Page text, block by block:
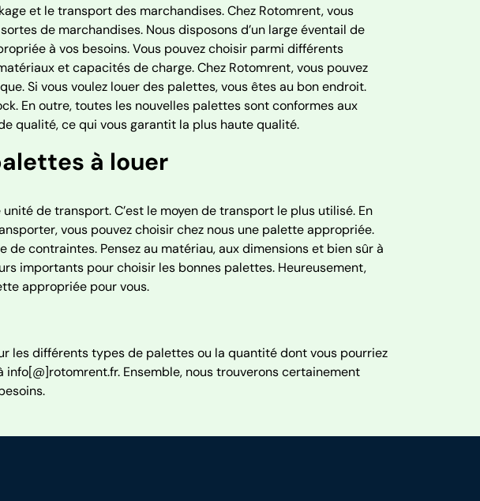
et le transport des marchandises. Chez Rotomrent, vous
de marchandises. Nous disposons d’un large éventail de
à vos besoins. Vous pouvez choisir parmi différents
et capacités de charge. Chez Rotomrent, vous pouvez
Si vous voulez louer des palettes, vous êtes au bon endroit.
En outre, toutes les nouvelles palettes sont conformes aux
qualité, ce qui vous garantit la plus haute qualité.
à louer
de transport. C’est le moyen de transport le plus utilisé. En
vous pouvez choisir chez nous une palette appropriée.
contraintes. Pensez au matériau, aux dimensions et bien sûr à
importants pour choisir les bonnes palettes. Heureusement,
appropriée pour vous.
les différents types de palettes ou la quantité dont vous pourriez
info[@]rotomrent.fr. Ensemble, nous trouverons certainement